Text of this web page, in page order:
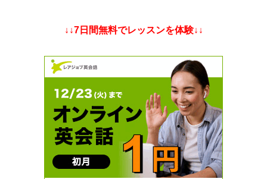
↓↓7日間無料でレッスンを体験↓↓